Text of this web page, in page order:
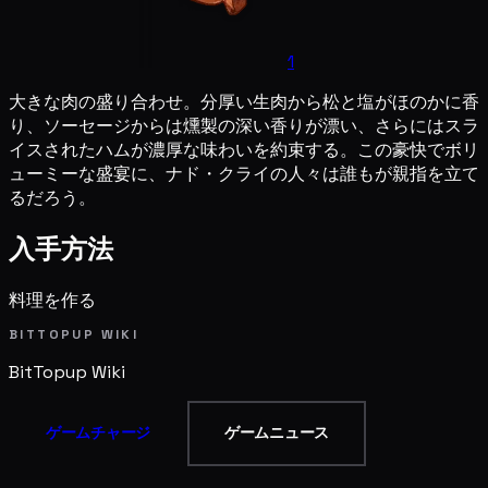
1
大きな肉の盛り合わせ。分厚い生肉から松と塩がほのかに香
り、ソーセージからは燻製の深い香りが漂い、さらにはスラ
イスされたハムが濃厚な味わいを約束する。この豪快でボリ
ューミーな盛宴に、ナド・クライの人々は誰もが親指を立て
るだろう。
入手方法
料理を作る
BITTOPUP WIKI
BitTopup Wiki
ゲームチャージ ゲームニュース